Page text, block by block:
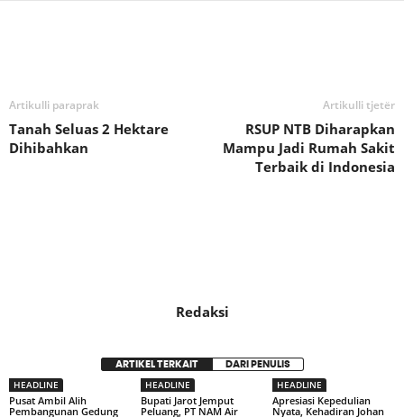
Artikulli paraprak
Tanah Seluas 2 Hektare
Dihibahkan
Artikulli tjetër
RSUP NTB Diharapkan
Mampu Jadi Rumah Sakit
Terbaik di Indonesia
Redaksi
ARTIKEL TERKAIT DARI PENULIS
HEADLINE
Pusat Ambil Alih
Pembangunan Gedung
HEADLINE
Bupati Jarot Jemput
Peluang, PT NAM Air
HEADLINE
Apresiasi Kepedulian
Nyata, Kehadiran Johan